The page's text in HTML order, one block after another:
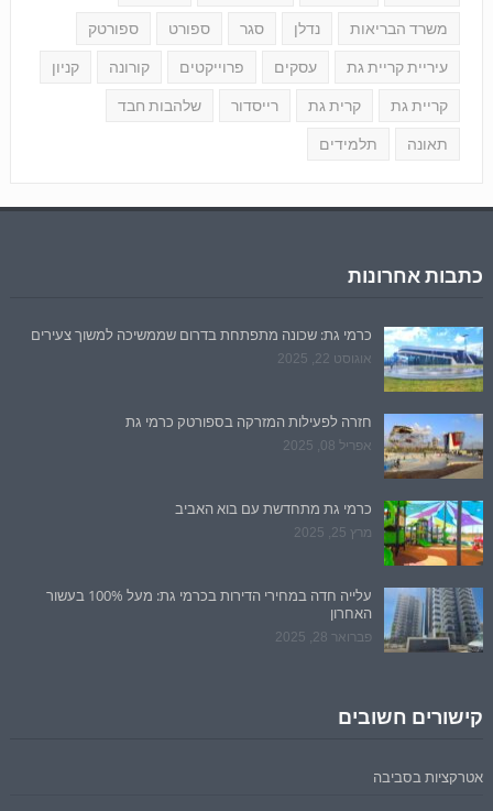
משרד הבריאות נדלן סגר ספורט ספורטק
עיריית קריית גת עסקים פרוייקטים קורונה קניון
קריית גת קרית גת רייסדור שלהבות חבד
תאונה תלמידים
כתבות אחרונות
כרמי גת: שכונה מתפתחת בדרום שממשיכה למשוך צעירים
אוגוסט 22, 2025
חזרה לפעילות המזרקה בספורטק כרמי גת
אפריל 08, 2025
כרמי גת מתחדשת עם בוא האביב
מרץ 25, 2025
עלייה חדה במחירי הדירות בכרמי גת: מעל 100% בעשור
האחרון
פברואר 28, 2025
קישורים חשובים
אטרקציות בסביבה